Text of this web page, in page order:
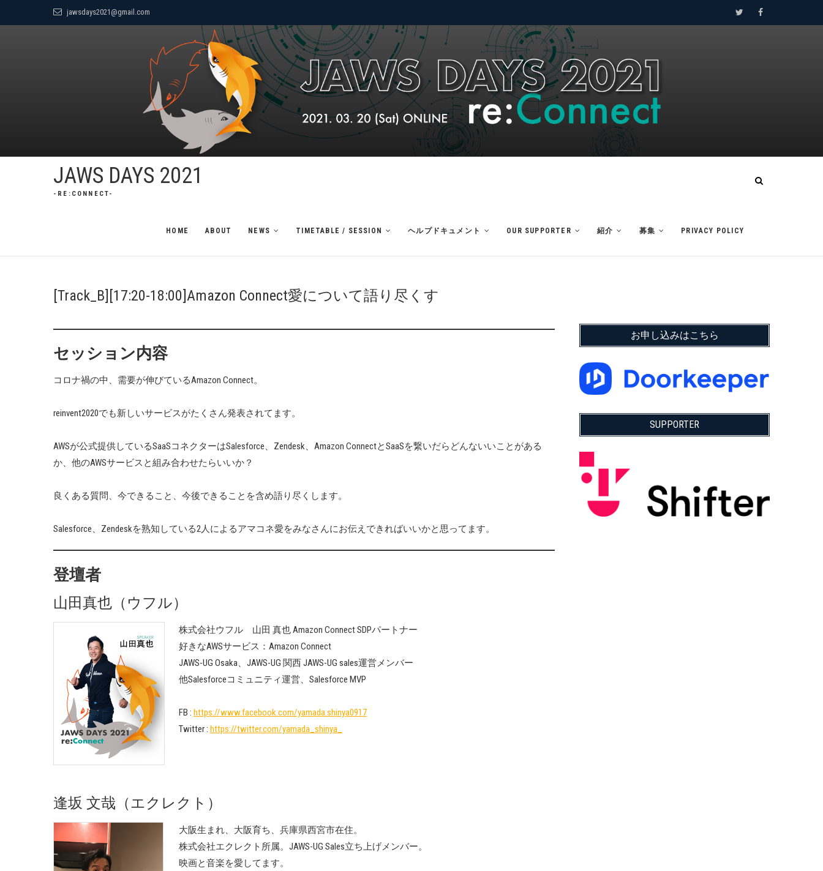
to
jawsdays2021@gmail.com TwitterFacebook
JAWS DAYS 2021
-RE:CONNECT-
HOME ABOUT NEWS TIMETABLE / SESSION ヘルプドキュメント OUR SUPPORTER 紹介 募集 PRIVACY POLICY
[Track_B][17:20-18:00]Amazon Connect愛について語り尽くす
セッション内容
コロナ禍の中、需要が伸びているAmazon Connect。
reinvent2020でも新しいサービスがたくさん発表されてます。
AWSが公式提供しているSaaSコネクターはSalesforce、Zendesk、Amazon ConnectとSaaSを繋いだらどんないいことがある
か、他のAWSサービスと組み合わせたらいいか？
良くある質問、今できること、今後できることを含め語り尽くします。
Salesforce、Zendeskを熟知している2人によるアマコネ愛をみなさんにお伝えできればいいかと思ってます。
登壇者
山田真也（ウフル）
株式会社ウフル 山田 真也 Amazon Connect SDPパートナー
好きなAWSサービス：Amazon Connect
JAWS-UG Osaka、JAWS-UG 関西 JAWS-UG sales運営メンバー
他Salesforceコミュニティ運営、Salesforce MVP
FB : https://www.facebook.com/yamada.shinya0917
Twitter : https://twitter.com/yamada_shinya_
逢坂 文哉（エクレクト）
大阪生まれ、大阪育ち、兵庫県西宮市在住。
株式会社エクレクト所属。JAWS-UG Sales立ち上げメンバー。
映画と音楽を愛してます。
お申し込みはこちら
SUPPORTER